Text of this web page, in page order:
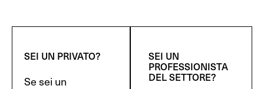
SEI UN PRIVATO?
Se sei un
SEI UN
PROFESSIONISTA
DEL SETTORE?